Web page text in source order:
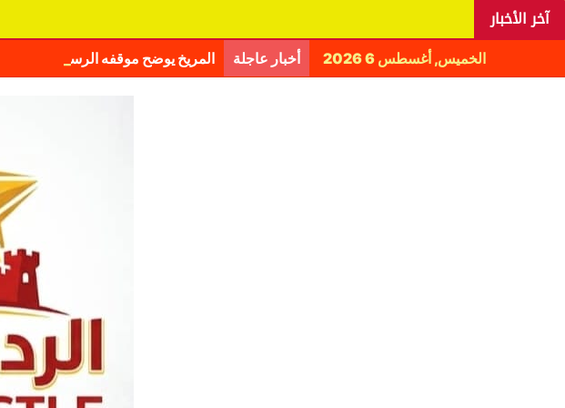
آخر الأخبار
الخميس, أغسطس 6 2026 أخبار عاجلة المريخ يوضح موقفه الرسمي بشأن